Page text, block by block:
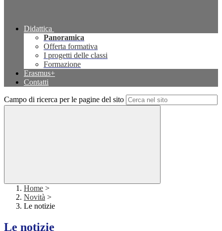
Didattica
Panoramica
Offerta formativa
I progetti delle classi
Formazione
Erasmus+
Contatti
Campo di ricerca per le pagine del sito
Home >
Novità >
Le notizie
Le notizie